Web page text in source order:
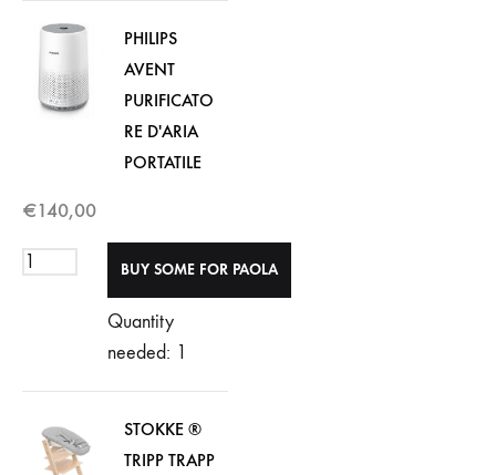
PHILIPS
AVENT
PURIFICATO
RE D'ARIA
PORTATILE
€140,00
Quantity
needed: 1
STOKKE ®
TRIPP TRAPP